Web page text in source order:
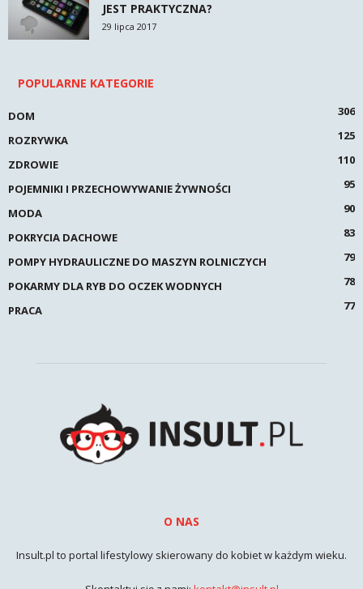
JEST PRAKTYCZNA?
29 lipca 2017
POPULARNE KATEGORIE
DOM
306
ROZRYWKA
125
ZDROWIE
110
POJEMNIKI I PRZECHOWYWANIE ŻYWNOŚCI
95
MODA
90
POKRYCIA DACHOWE
83
POMPY HYDRAULICZNE DO MASZYN ROLNICZYCH
79
POKARMY DLA RYB DO OCZEK WODNYCH
78
PRACA
77
O NAS
Insult.pl to portal lifestylowy skierowany do kobiet w każdym wieku.